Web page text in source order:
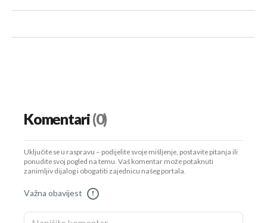
Komentari(0)
Uključite se u raspravu – podijelite svoje mišljenje, postavite pitanja ili
ponudite svoj pogled na temu. Vaš komentar može potaknuti
zanimljiv dijalog i obogatiti zajednicu našeg portala.
Važna obavijest !